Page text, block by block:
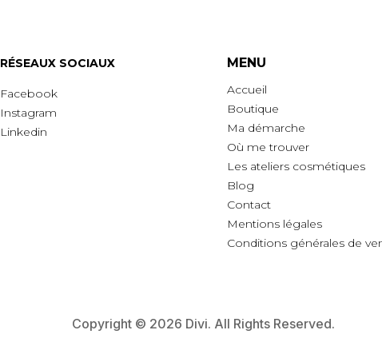
RÉSEAUX SOCIAUX
Facebook
Instagram
Linkedin
MENU
Accueil
Boutique
Ma démarche
Où me trouver
Les ateliers cosmétiques
Blog
Contact
Mentions légales
Conditions générales de
Copyright © 2026 Divi. All Rights Reserved.